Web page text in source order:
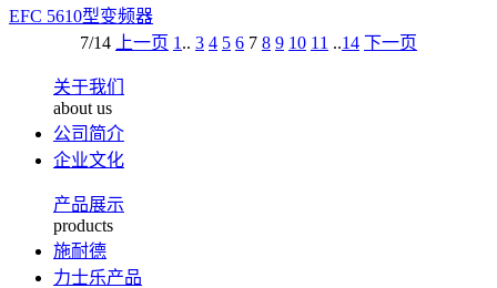
EFC 5610型变频器
7/14
上一页 1 .. 3 4 5 6 7 8 9 10 11 ..14 下一页
关于我们
about us
公司简介
企业文化
产品展示
products
施耐德
力士乐产品